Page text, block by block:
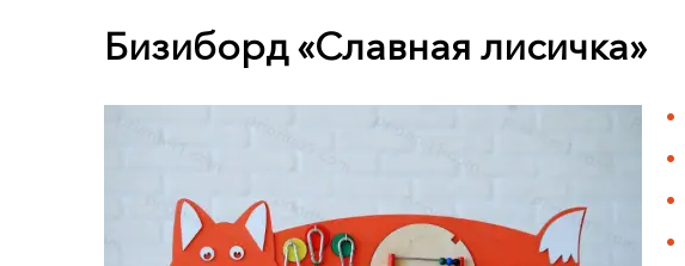
Бизиборд «Славная лисичка»